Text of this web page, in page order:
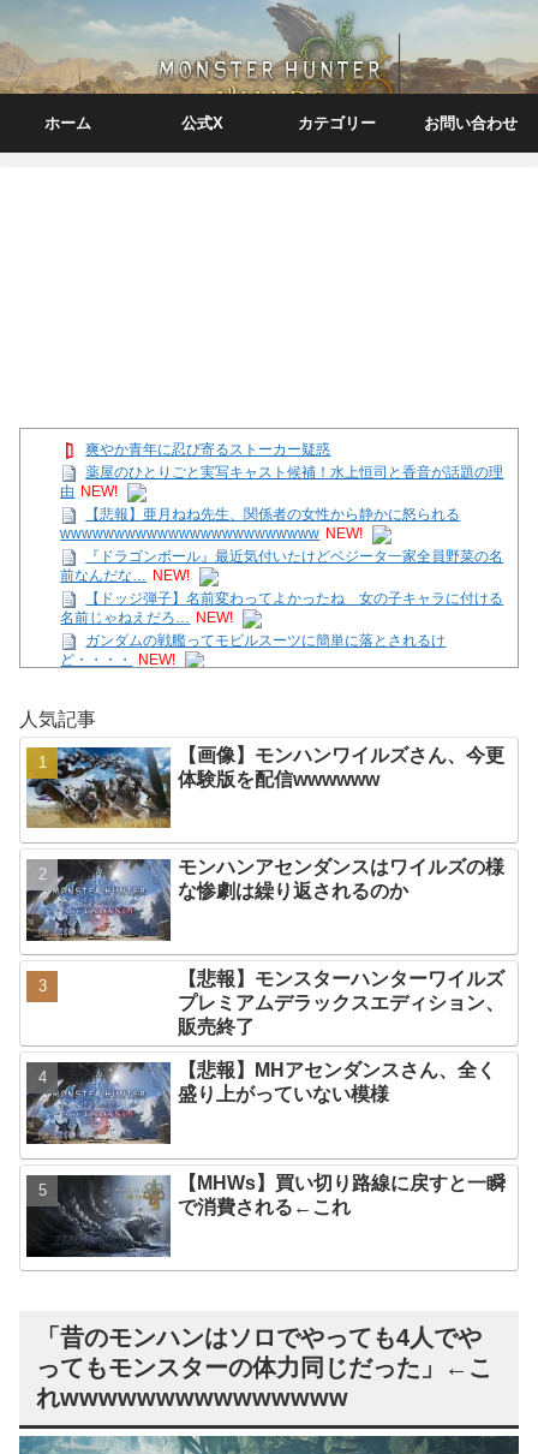
ホーム 公式X カテゴリー お問い合わせ
爽やか青年に忍び寄るストーカー疑惑
薬屋のひとりごと実写キャスト候補！水上恒司と香音が話題の理
由 NEW!
【悲報】亜月ねね先生、関係者の女性から静かに怒られる
wwwwwwwwwwwwwwwwwwwwwwww NEW!
『ドラゴンボール』最近気付いたけどベジータ一家全員野菜の名
前なんだな… NEW!
【ドッジ弾子】名前変わってよかったね 女の子キャラに付ける
名前じゃねえだろ… NEW!
ガンダムの戦艦ってモビルスーツに簡単に落とされるけ
ど・・・・
NEW!
【ガークリ】正統派だけど、デッッッカって感じの水着のマネ、
ラファエ口、セッシュウへの反応！！！
NEW!
「トモダチコレクションわくわく生活」794万本 NEW!
【テトリス９９/参加型】ほんの30分だけの時間。
【7/27～8/2ファミ通週販】「スプラトゥーン レイダース」2週連
続1位！ほか新作に「ほの暮しの庭
Powered by livedoor 相互RSS
人気記事
【画像】モンハンワイルズさん、今更
体験版を配信wwwwww
モンハンアセンダンスはワイルズの様
な惨劇は繰り返されるのか
【悲報】モンスターハンターワイルズ
プレミアムデラックスエディション、
販売終了
【悲報】MHアセンダンスさん、全く
盛り上がっていない模様
【MHWs】買い切り路線に戻すと一瞬
で消費される←これ
「昔のモンハンはソロでやっても4人でや
ってもモンスターの体力同じだった」←こ
れwwwwwwwwwwwwwww